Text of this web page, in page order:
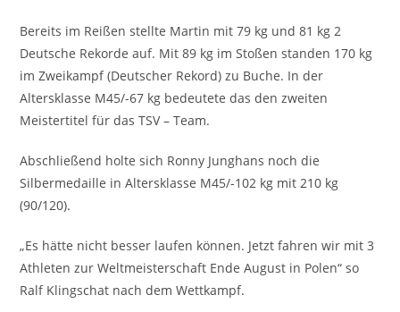
Bereits im Reißen stellte Martin mit 79 kg und 81 kg 2
Deutsche Rekorde auf. Mit 89 kg im Stoßen standen 170 kg
im Zweikampf (Deutscher Rekord) zu Buche. In der
Altersklasse M45/-67 kg bedeutete das den zweiten
Meistertitel für das TSV – Team.
Abschließend holte sich Ronny Junghans noch die
Silbermedaille in Altersklasse M45/-102 kg mit 210 kg
(90/120).
„Es hätte nicht besser laufen können. Jetzt fahren wir mit 3
Athleten zur Weltmeisterschaft Ende August in Polen“ so
Ralf Klingschat nach dem Wettkampf.